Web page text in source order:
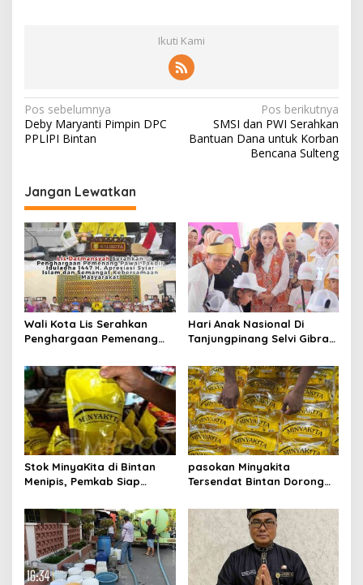
Ikuti Kami
N
a
i
g
a
s
i
p
o
s
Pos sebelumnya
Deby Maryanti Pimpin DPC
PPLIPI Bintan
Pos berikutnya
SMSI dan PWI Serahkan
Bantuan Dana untuk Korban
Bencana Sulteng
Jangan Lewatkan
Wali Kota Lis Serahkan
Penghargaan Pemenang
H, Ajak Masyarakat Terus
Hidupkan Syiar Islam
Hari Anak Nasional Di
Tanjungpinang Selvi Gibran
Nasional RANA
Stok MinyaKita di Bintan
Menipis, Pemkab Siap
Distributor
pasokan Minyakita
Tersendat Bintan Dorong
distributor